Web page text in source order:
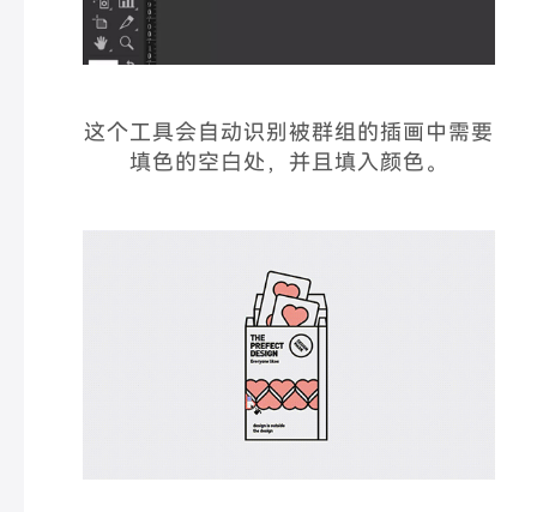
这个工具会自动识别被群组的插画中需要
填色的空白处，并且填入颜色。